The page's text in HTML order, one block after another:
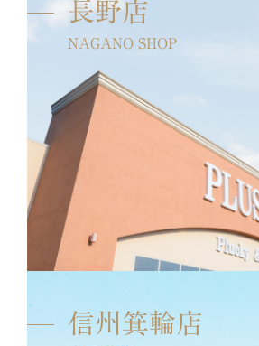
長野店
NAGANO SHOP
信州箕輪店